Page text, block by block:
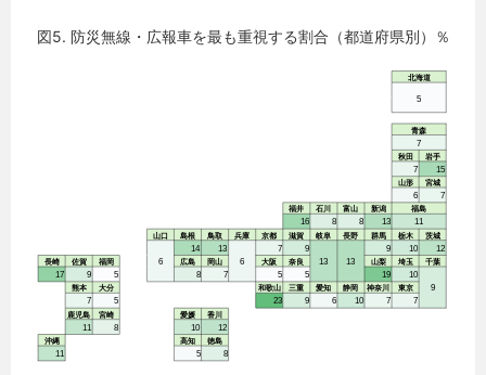
図5. 防災無線・広報車を最も重視する割合（都道府県別）％